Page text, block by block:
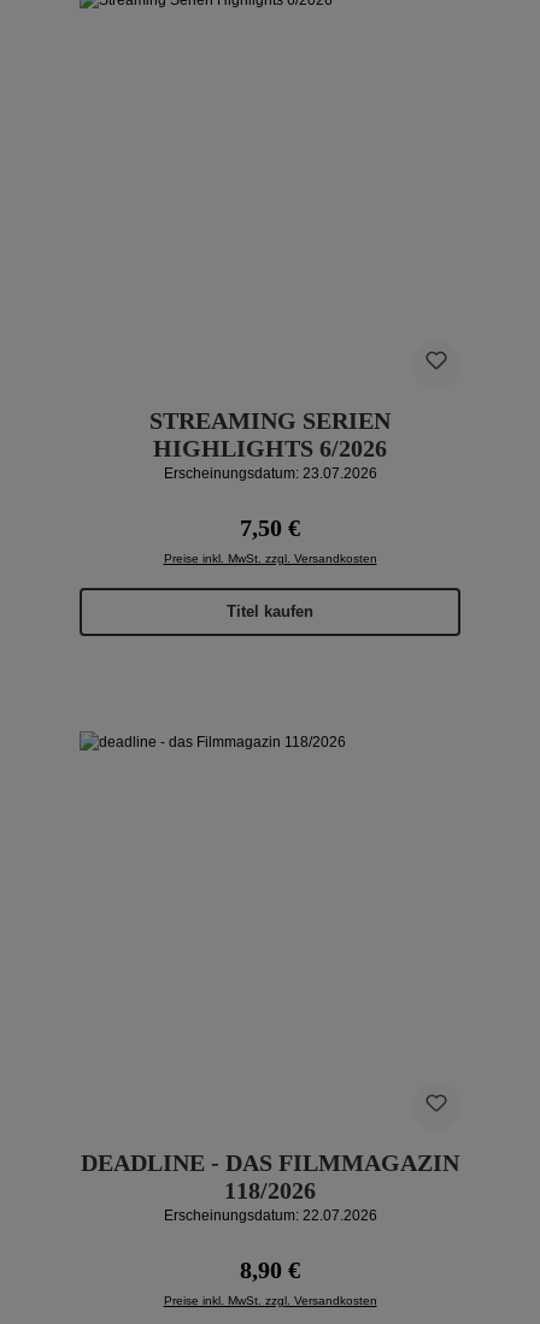
STREAMING SERIEN
HIGHLIGHTS 6/2026
Erscheinungsdatum: 23.07.2026
Regulärer Preis:
7,50 €
Preise inkl. MwSt. zzgl. Versandkosten
Titel kaufen
DEADLINE - DAS FILMMAGAZIN
118/2026
Erscheinungsdatum: 22.07.2026
Regulärer Preis:
8,90 €
Preise inkl. MwSt. zzgl. Versandkosten